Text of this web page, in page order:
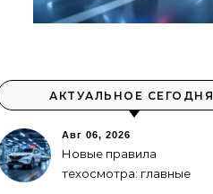
АКТУАЛЬНОЕ СЕГОДНЯ
Авг 06, 2026
Новые правила
техосмотра: главные